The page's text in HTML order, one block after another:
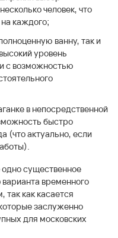
человек, что
каждого;
ванну, так и
уровень
с возможностью
в непосредственной
быстро
(что актуально, если
существенное
временного
как касается
заслуженно
для московских